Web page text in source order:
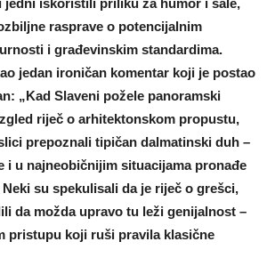
jedni iskoristili priliku za humor i šale,
rasprave o potencijalnim
i građevinskim standardima.
jedan ironičan komentar koji je postao
„Kad Slaveni požele panoramski
riječ o arhitektonskom propustu,
prepoznali tipičan dalmatinski duh –
i u najneobičnijim situacijama pronađe
su spekulisali da je riječ o grešci,
da možda upravo tu leži genijalnost –
pristupu koji ruši pravila klasične